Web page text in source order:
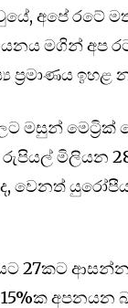
අපේ රටේ
මගින් අප
ඉහළ
මසුන්
රුපියල් මිලියන
වෙනත්
27කට
අපනයන